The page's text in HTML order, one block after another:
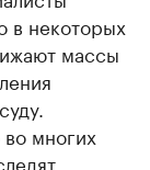
в некоторых
массы
многих